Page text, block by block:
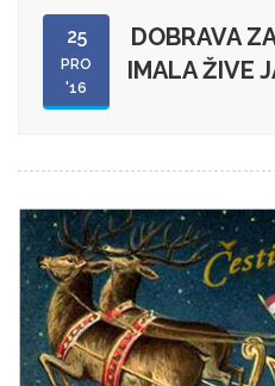
25
PRO
'16
DOBRAVA
IMALA ŽIVE